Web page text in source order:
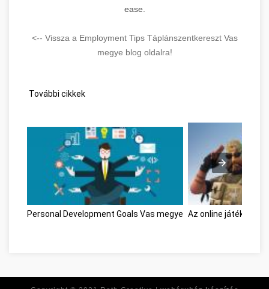
ease.
<-- Vissza a Employment Tips Táplánszentkereszt Vas
megye blog oldalra!
További cikkek
Personal Development Goals Vas megye Az online játékok